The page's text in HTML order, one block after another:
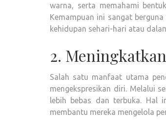
warna, serta memahami
Kemampuan ini sangat
kehidupan sehari-hari atau
2.
Salah satu manfaat utama
mengekspresikan diri. Melalui
lebih bebas dan terbuka. Hal
membantu mereka mengelola